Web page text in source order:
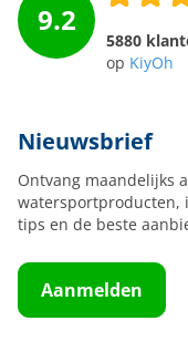
9.2
5880
op KiyOh
Nieuwsbrief
Ontvang maandelijks
watersportproducten,
tips en de beste
Aanmelden